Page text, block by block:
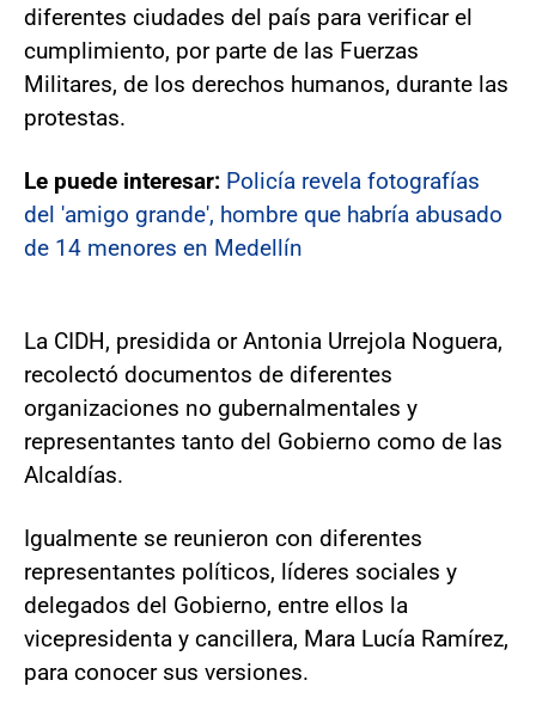
diferentes ciudades del país para verificar el
cumplimiento, por parte de las Fuerzas
Militares, de los derechos humanos, durante las
protestas.
Le puede interesar: Policía revela fotografías
del 'amigo grande', hombre que habría abusado
de 14 menores en Medellín
La CIDH, presidida or Antonia Urrejola Noguera,
recolectó documentos de diferentes
organizaciones no gubernalmentales y
representantes tanto del Gobierno como de las
Alcaldías.
Igualmente se reunieron con diferentes
representantes políticos, líderes sociales y
delegados del Gobierno, entre ellos la
vicepresidenta y cancillera, Mara Lucía Ramírez,
para conocer sus versiones.